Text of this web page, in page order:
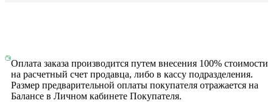
Оплата заказа производится путем внесения 100% стоимости
на расчетный счет продавца, либо в кассу подразделения.
Размер предварительной оплаты покупателя отражается на
Балансе в Личном кабинете Покупателя.